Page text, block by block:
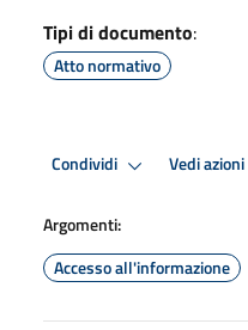
Tipi di documento:
Atto normativo
Condividi Vedi azioni
Argomenti:
Accesso all'informazione